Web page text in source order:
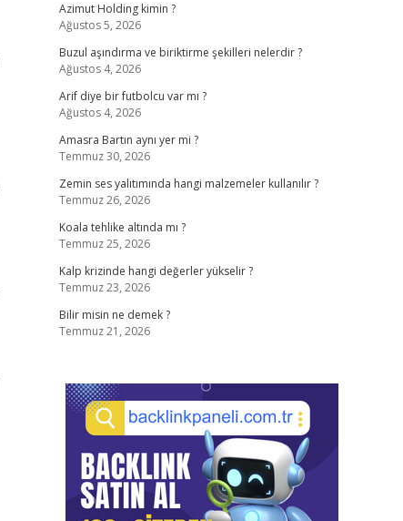
Azimut Holding kimin ?
Ağustos 5, 2026
Buzul aşındırma ve biriktirme şekilleri nelerdir ?
Ağustos 4, 2026
Arif diye bir futbolcu var mı ?
Ağustos 4, 2026
Amasra Bartın aynı yer mi ?
Temmuz 30, 2026
Zemin ses yalıtımında hangi malzemeler kullanılır ?
Temmuz 26, 2026
Koala tehlike altında mı ?
Temmuz 25, 2026
Kalp krizinde hangi değerler yükselir ?
Temmuz 23, 2026
Bilir misin ne demek ?
Temmuz 21, 2026